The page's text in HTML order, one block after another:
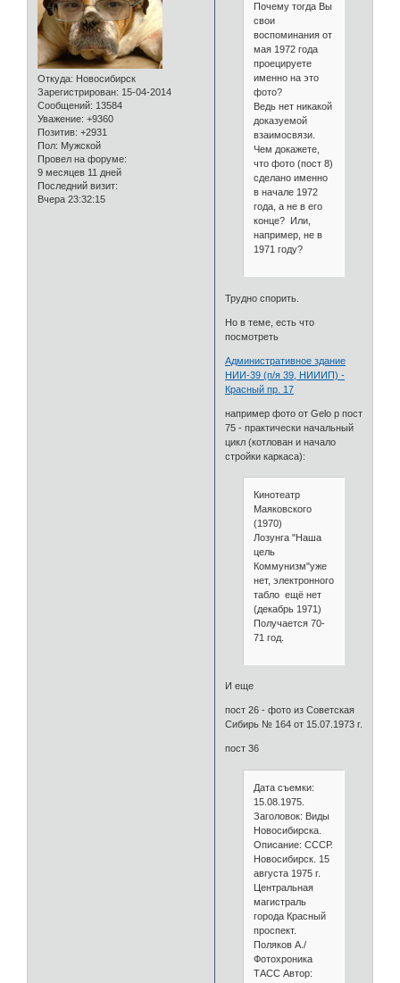
Откуда: Новосибирск
Зарегистрирован: 15-04-2014
Сообщений: 13584
Уважение: +9360
Позитив: +2931
Пол: Мужской
Провел на форуме:
9 месяцев 11 дней
Последний визит:
Вчера 23:32:15
Почему тогда Вы
свои
воспоминания от
мая 1972 года
проецируете
именно на это
фото?
Ведь нет никакой
доказуемой
взаимосвязи.
Чем докажете,
что фото (пост 8)
сделано именно
в начале 1972
года, а не в его
конце? Или,
например, не в
1971 году?
Трудно спорить.
Но в теме, есть что
посмотреть
Административное здание
НИИ-39 (п/я 39, НИИИП) -
Красный пр. 17
например фото от Gelo p пост
75 - практически начальный
цикл (котлован и начало
стройки каркаса):
Кинотеатр
Маяковского
(1970)
Лозунга "Наша
цель
Коммунизм"уже
нет, электронного
табло ещё нет
(декабрь 1971)
Получается 70-
71 год.
И еще
пост 26 - фото из Советская
Сибирь № 164 от 15.07.1973 г.
пост 36
Дата съемки:
15.08.1975.
Заголовок: Виды
Новосибирска.
Описание: СССР.
Новосибирск. 15
августа 1975 г.
Центральная
магистраль
города Красный
проспект.
Поляков А./
Фотохроника
ТАСС Автор: